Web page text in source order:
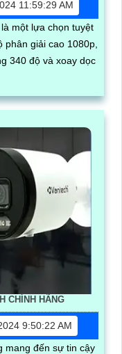
11:59:29 AM
một lựa chọn tuyệt
340 độ và xoay dọc
CHÍNH HÃNG
9:50:22 AM
mang đến sự tin cậy